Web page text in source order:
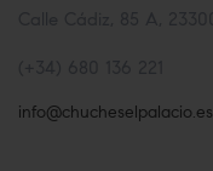
info@chucheselpalacio.es